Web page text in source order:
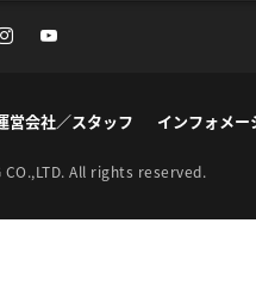
営会社／スタッフ インフォメー
All rights reserved.